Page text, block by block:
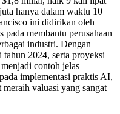
hanya dalam waktu 10
ini didirikan oleh
membantu perusahaan
industri. Dengan
tahun 2024, serta proyeksi
contoh jelas
implementasi praktis AI,
valuasi yang sangat